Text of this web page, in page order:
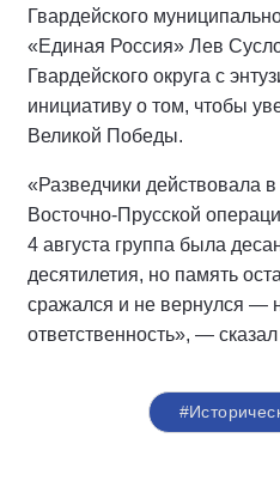
Гвардейского
«Единая Россия» Лев
Гвардейского округа с
инициативу о том, чтобы
Великой Победы.
«Разведчики действовала
Восточно-Прусской
4 августа группа была
десятилетия, но память
сражался и не вернулся —
ответственность», —